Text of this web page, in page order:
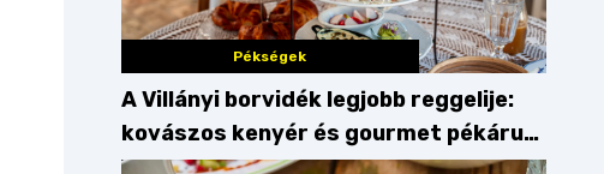
Pékségek
A Villányi borvidék legjobb reggelije:
kovászos kenyér és gourmet pékáruk
Palkonyán